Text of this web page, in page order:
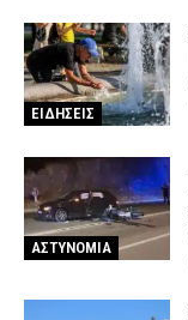
ΕΙΔΗΣΕΙΣ
ΑΣΤΥΝΟΜΙΑ